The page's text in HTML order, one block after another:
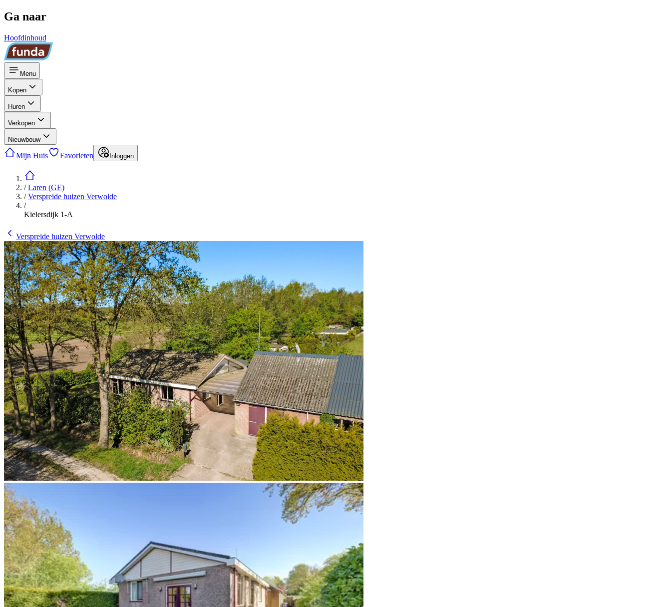
Ga naar
Hoofdinhoud
Menu
Kopen
Huren
Verkopen
Nieuwbouw
Mijn Huis Favorieten Inloggen
/Laren (GE)
/Verspreide huizen Verwolde
/
Kielersdijk 1-A
Verspreide huizen Verwolde